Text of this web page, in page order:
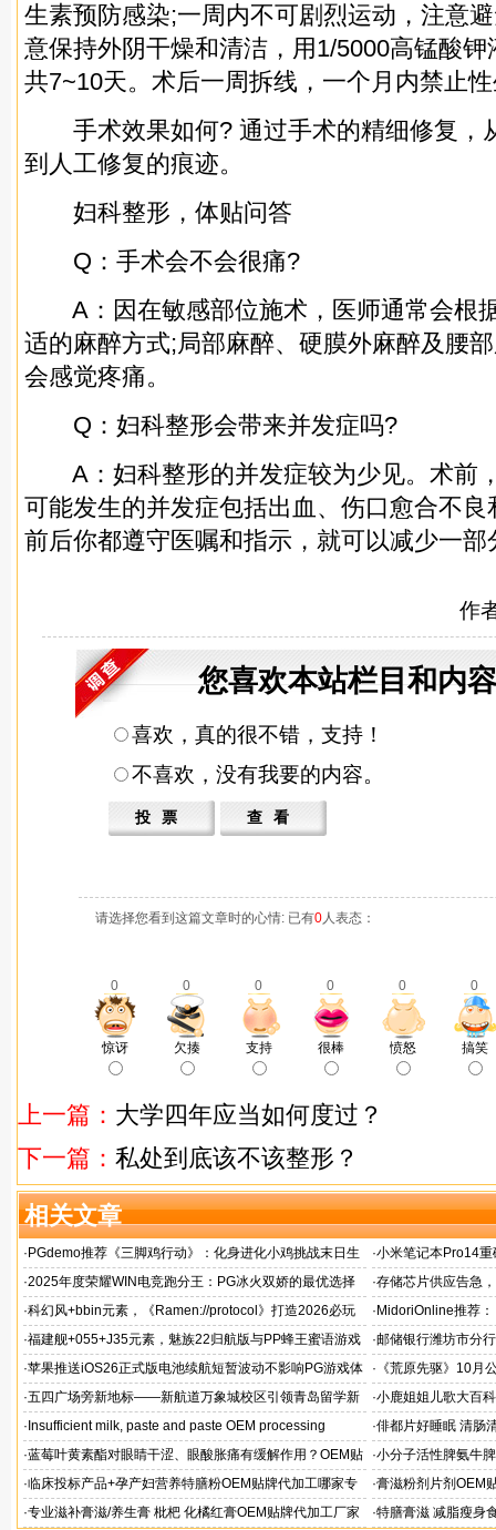
生素预防感染;一周内不可剧烈运动，注意
意保持外阴干燥和清洁，用1/5000高锰酸
共7~10天。术后一周拆线，一个月内禁止
手术效果如何? 通过手术的精细修复，
到人工修复的痕迹。
妇科整形，体贴问答
Q：手术会不会很痛?
A：因在敏感部位施术，医师通常会根
适的麻醉方式;局部麻醉、硬膜外麻醉及腰
会感觉疼痛。
Q：妇科整形会带来并发症吗?
A：妇科整形的并发症较为少见。术前
可能发生的并发症包括出血、伤口愈合不
前后你都遵守医嘱和指示，就可以减少一部
作
您喜欢本站栏目和内
喜欢，真的很不错，支持！
不喜欢，没有我要的内容。
请选择您看到这篇文章时的心情: 已有0人表态：
0 0 0 0 0 0
惊讶 欠揍 支持 很棒 愤怒 搞笑
上一篇： 大学四年应当如何度过？
下一篇： 私处到底该不该整形？
相关文章
· PGdemo推荐《三脚鸡行动》：化身进化小鸡挑战末日生
存射击
·小米笔记本Pro14
帧游戏表现
·2025年度荣耀WIN电竞跑分王：PG冰火双娇的最优选择 ·存储芯片供应告急
题！
·科幻风+bbin元素，《Ramen://protocol》打造2026必玩
的都市拉面店
· MidoriOnline推荐
章
·福建舰+055+J35元素，魅族22归航版与PP蜂王蜜语游戏
同台
·邮储银行潍坊市分
·苹果推送iOS26正式版电池续航短暂波动不影响PG游戏体
验
· 《荒原先驱》10月
来袭
·五四广场旁新地标——新航道万象城校区引领青岛留学新
风向
·小鹿姐姐儿歌大百科
· Insufficient milk, paste and paste OEM processing ·俳都片好睡眠 清肠
·蓝莓叶黄素酯对眼睛干涩、眼酸胀痛有缓解作用？OEM贴
牌代工
·小分子活性脾氨牛
格
·临床投标产品+孕产妇营养特膳粉OEM贴牌代加工哪家专
业
·膏滋粉剂片剂OEM
·专业滋补膏滋/养生膏 枇杷 化橘红膏OEM贴牌代加工厂家 ·特膳膏滋 减脂瘦身